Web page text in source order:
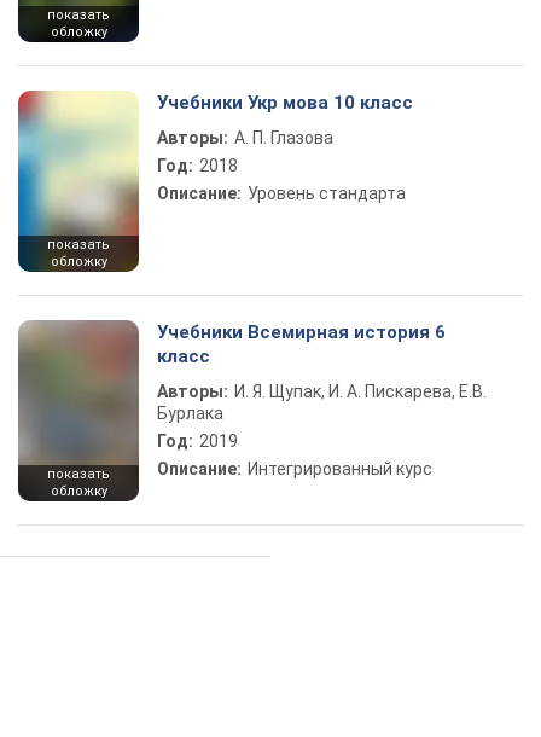
показать
обложку
показать
обложку
Учебники Укр мова 10 класс
Авторы: А. П. Глазова
Год: 2018
Описание: Уровень стандарта
показать
обложку
Учебники Всемирная история 6
класс
Авторы: И. Я. Щупак, И. А. Пискарева, Е.В.
Бурлака
Год: 2019
Описание: Интегрированный курс